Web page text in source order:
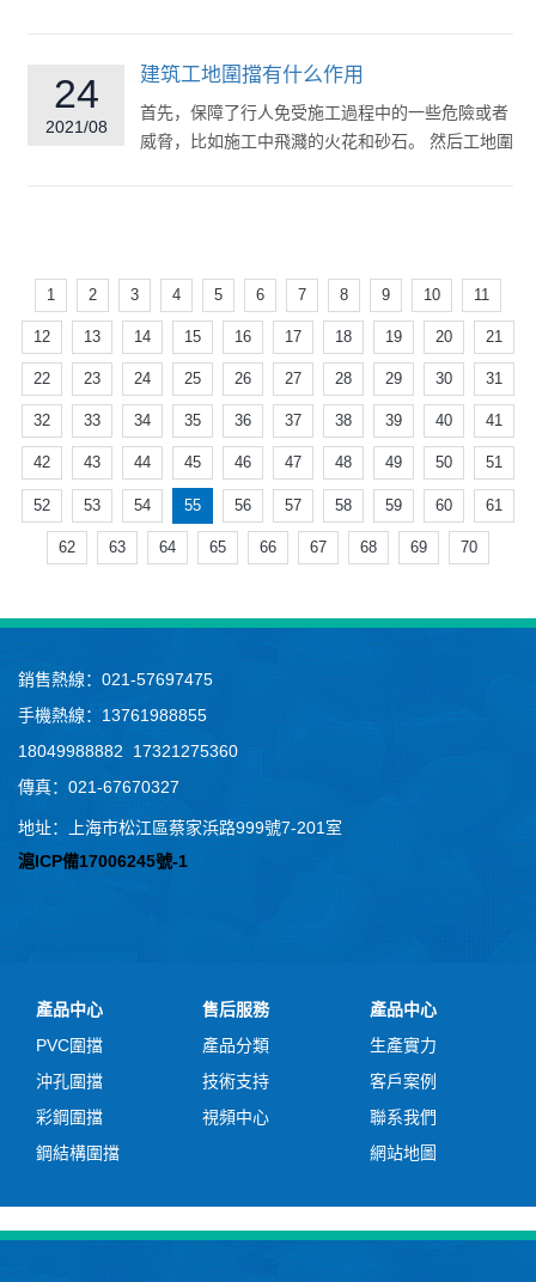
24
2021/08
建筑工地圍擋有什么作用
首先，保障了行人免受施工過程中的一些危險或者
威脅，比如施工中飛濺的火花和砂石。 然后工地圍
1 2 3 4 5 6 7 8 9 10 11
12 13 14 15 16 17 18 19 20 21
22 23 24 25 26 27 28 29 30 31
32 33 34 35 36 37 38 39 40 41
42 43 44 45 46 47 48 49 50 51
52 53 54 55 56 57 58 59 60 61
62 63 64 65 66 67 68 69 70
銷售熱線：021-57697475
手機熱線：13761988855
18049988882 17321275360
傳真：021-67670327
地址：上海市松江區蔡家浜路999號7-201室
滬ICP備17006245號-1
產品中心
PVC圍擋
沖孔圍擋
彩鋼圍擋
鋼結構圍擋
售后服務
產品分類
技術支持
視頻中心
產品中心
生產實力
客戶案例
聯系我們
網站地圖